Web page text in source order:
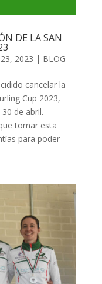
DE LA SAN
2023 | BLOG
cancelar la
Cup 2023,
de abril.
tomar esta
para poder